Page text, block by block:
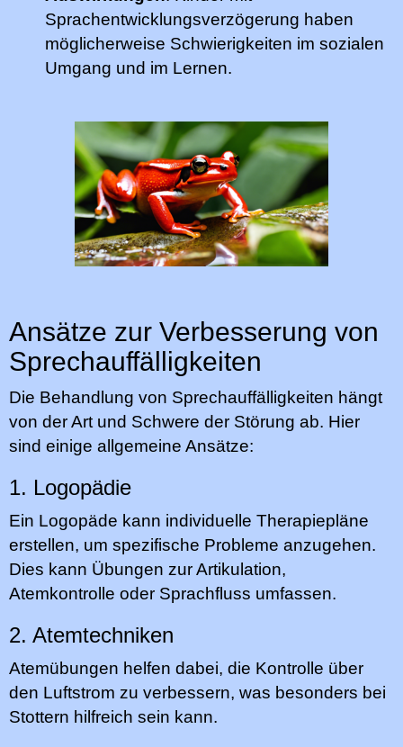
Sprachentwicklungsverzögerung haben
möglicherweise Schwierigkeiten im sozialen
Umgang und im Lernen.
Ansätze zur Verbesserung von
Sprechauffälligkeiten
Die Behandlung von Sprechauffälligkeiten hängt
von der Art und Schwere der Störung ab. Hier
sind einige allgemeine Ansätze:
1. Logopädie
Ein Logopäde kann individuelle Therapiepläne
erstellen, um spezifische Probleme anzugehen.
Dies kann Übungen zur Artikulation,
Atemkontrolle oder Sprachfluss umfassen.
2. Atemtechniken
Atemübungen helfen dabei, die Kontrolle über
den Luftstrom zu verbessern, was besonders bei
Stottern hilfreich sein kann.